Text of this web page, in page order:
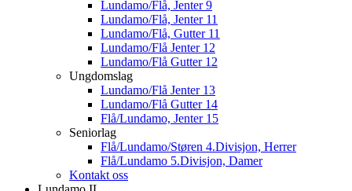
Lundamo/Flå, Jenter 9
Lundamo/Flå, Jenter 11
Lundamo/Flå, Gutter 11
Lundamo/Flå Jenter 12
Lundamo/Flå Gutter 12
Ungdomslag
Lundamo/Flå Jenter 13
Lundamo/Flå Gutter 14
Flå/Lundamo, Jenter 15
Seniorlag
Flå/Lundamo/Støren 4.Divisjon, Herrer
Flå/Lundamo 5.Divisjon, Damer
Kontakt oss